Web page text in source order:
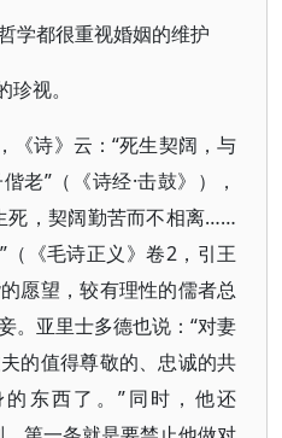
学都很重视婚姻的维护
视。
《诗》云：“死生契阔，与
老”（《诗经·击鼓》），
死，契阔勤苦而不相离……
（《毛诗正义》卷2，引王
愿望，较有理性的儒者总
。亚里士多德也说：“对妻
的值得尊敬的、忠诚的共
东西了。”同时，他还